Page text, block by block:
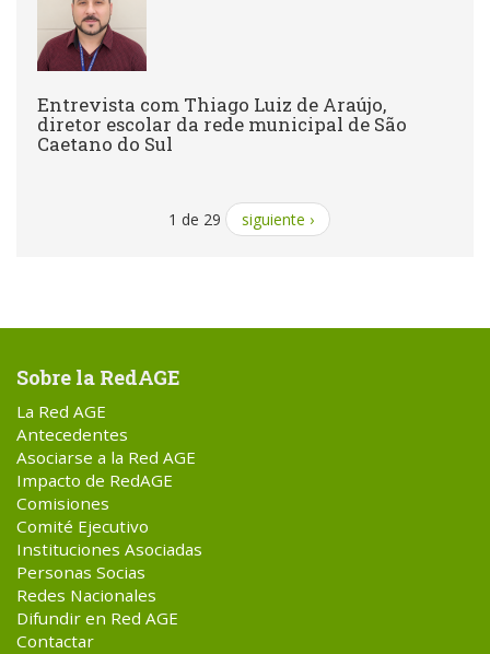
Entrevista com Thiago Luiz de Araújo,
diretor escolar da rede municipal de São
Caetano do Sul
1 de 29 siguiente ›
Sobre la RedAGE
La Red AGE
Antecedentes
Asociarse a la Red AGE
Impacto de RedAGE
Comisiones
Comité Ejecutivo
Instituciones Asociadas
Personas Socias
Redes Nacionales
Difundir en Red AGE
Contactar